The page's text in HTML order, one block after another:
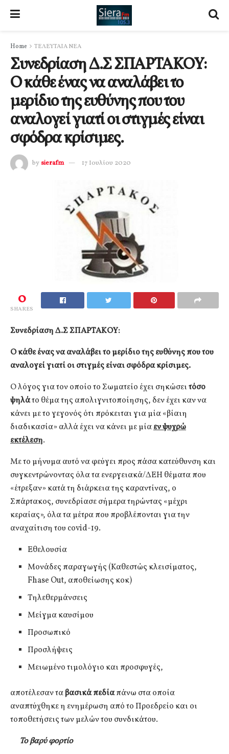
Home ΤΕΛΕΥΤΑΙΑ ΝΕΑ
Συνεδρίαση Δ.Σ ΣΠΑΡΤΑΚΟΥ:
Ο κάθε ένας να αναλάβει το
μερίδιο της ευθύνης που του
αναλογεί γιατί οι στιγμές είναι
σφόδρα κρίσιμες.
by sierafm 17 Ιουλίου 2020
0
SHARES
Συνεδρίαση Δ.Σ ΣΠΑΡΤΑΚΟΥ:
Ο κάθε ένας να αναλάβει το μερίδιο της ευθύνης που του
αναλογεί γιατί οι στιγμές είναι σφόδρα κρίσιμες.
Ο λόγος για τον οποίο το Σωματείο έχει σηκώσειτόσο
ψηλάτο θέμα της απολιγνιτοποίησης, δεν έχει καν να
κάνει με το γεγονός ότι πρόκειται για μία «βίαιη
διαδικασία» αλλά έχει να κάνει με μίαεν ψυχρώ
εκτέλεση.
Με το μήνυμα αυτό να φεύγει προς πάσα κατεύθυνση και
συγκεντρώνοντας όλα τα ενεργειακά/ΔΕΗ θέματα που
«έτρεξαν» κατά τη διάρκεια της καραντίνας, ο
Σπάρτακος, συνεδρίασε σήμερα τηρώντας «μέχρι
κεραίας», όλα τα μέτρα που προβλέπονται για την
αναχαίτιση του covid-19.
Εθελουσία
Μονάδες παραγωγής (Καθεστώς κλεισίματος,
Fhase Out, αποθείωσης κοκ)
Τηλεθερμάνσεις
Μείγμα καυσίμου
Προσωπικό
Προσλήψεις
Μειωμένο τιμολόγιο και προσφυγές,
αποτέλεσαν ταβασικά πεδίαπάνω στα οποία
αναπτύχθηκε η ενημέρωση από το Προεδρείο και οι
τοποθετήσεις των μελών του συνδικάτου.
Το βαρύ φορτίο